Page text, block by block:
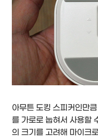
아무튼 도킹 스피커인만
를 가로로 눕혀서 사용할
의 크기를 고려해 마이크